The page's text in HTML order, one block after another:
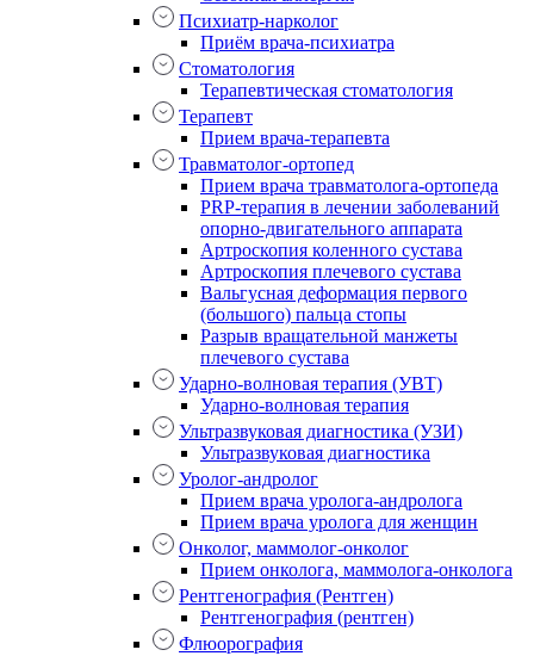
Психиатр-нарколог
Приём врача-психиатра
Стоматология
Терапевтическая стоматология
Терапевт
Прием врача-терапевта
Травматолог-ортопед
Прием врача травматолога-ортопеда
PRP-терапия в лечении заболеваний
опорно-двигательного аппарата
Артроскопия коленного сустава
Артроскопия плечевого сустава
Вальгусная деформация первого
(большого) пальца стопы
Разрыв вращательной манжеты
плечевого сустава
Ударно-волновая терапия (УВТ)
Ударно-волновая терапия
Ультразвуковая диагностика (УЗИ)
Ультразвуковая диагностика
Уролог-андролог
Прием врача уролога-андролога
Прием врача уролога для женщин
Онколог, маммолог-онколог
Прием онколога, маммолога-онколога
Рентгенография (Рентген)
Рентгенография (рентген)
Флюорография